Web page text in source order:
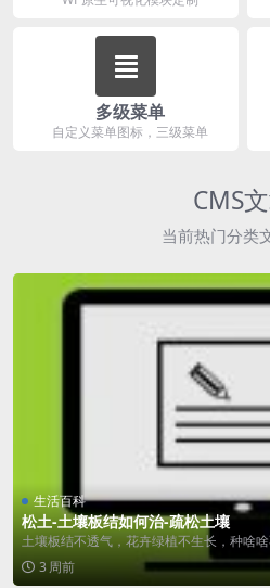
多级菜单
自定义菜单图标，三级菜单
CMS
当前热门分类
生活百科
松土-土壤板结如何治-疏松土壤
土壤板结不透气，花卉绿植不生长，种啥
升的啤酒，...
3 周前